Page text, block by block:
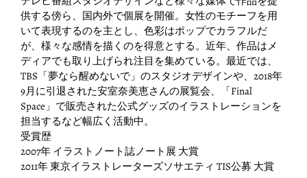
供する傍ら、国内外で個展を開催。女性のモチーフを用
いて表現するのを主とし、色彩はポップでカラフルだ
が、様々な感情を描くのを得意とする。近年、作品はメ
ディアでも取り上げられ注目を集めている。最近では、
TBS「夢なら醒めないで」のスタジオデザインや、2018年
9月に引退された安室奈美恵さんの展覧会、「Final
Space」で販売された公式グッズのイラストレーションを
担当するなど幅広く活動中。
受賞歴
2007年 イラストノート誌ノート展 大賞
2011年 東京イラストレーターズソサエティ TIS公募 大賞